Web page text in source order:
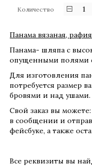
Количество 1
Панама вязаная, рафия
Панама- шляпа с
опущенными полями
Для изготовления
потребуется размер
бровями и над ушами.
Свой заказ вы
в сообщении и
фейсбуке, а также
Все реквизиты вы